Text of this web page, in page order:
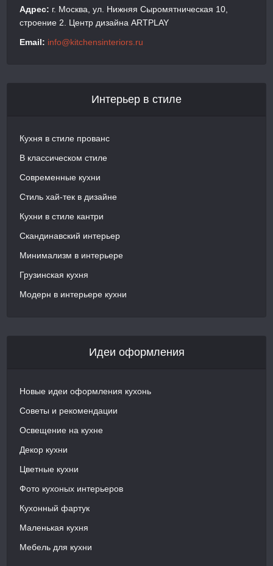
Адрес: г. Москва, ул. Нижняя Сыромятническая 10,
строение 2. Центр дизайна ARTPLAY
Email: info@kitchensinteriors.ru
Интерьер в стиле
Кухня в стиле прованс
В классическом стиле
Современные кухни
Стиль хай-тек в дизайне
Кухни в стиле кантри
Скандинавский интерьер
Минимализм в интерьере
Грузинская кухня
Модерн в интерьере кухни
Идеи оформления
Новые идеи оформления кухонь
Советы и рекомендации
Освещение на кухне
Декор кухни
Цветные кухни
Фото кухоных интерьеров
Кухонный фартук
Маленькая кухня
Мебель для кухни